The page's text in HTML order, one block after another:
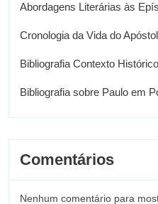
Abordagens Literárias às
Cronologia da Vida do
Bibliografia Contexto
Bibliografia sobre Paulo em
Comentários
Nenhum comentário para